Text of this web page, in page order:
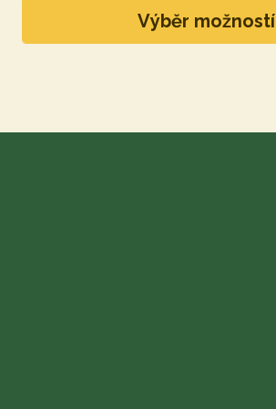
Výběr možností
více